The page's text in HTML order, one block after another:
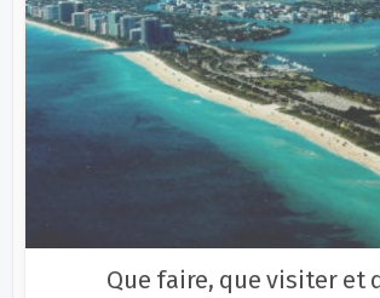
Que faire, que visiter et